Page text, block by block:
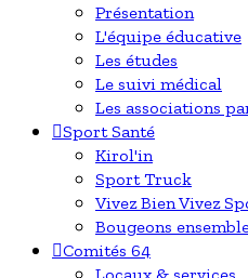
Présentation
L'équipe éducative
Les études
Le suivi médical
Les associations
Sport Santé
Kirol'in
Sport Truck
Vivez Bien Vivez
Bougeons
Comités 64